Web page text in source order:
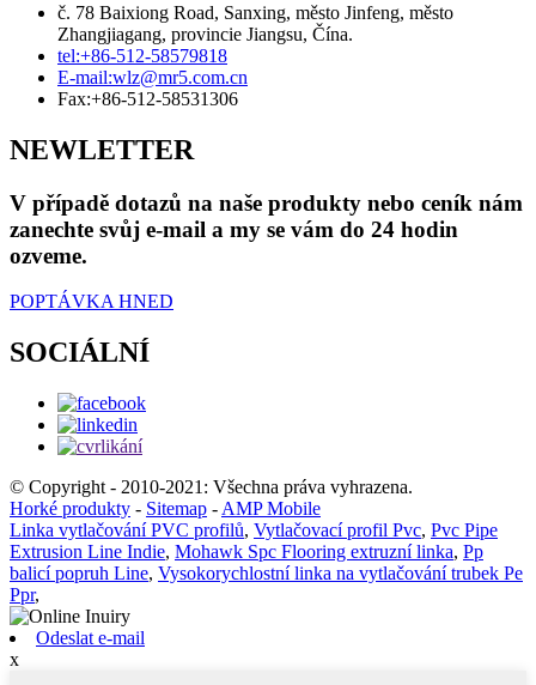
č. 78 Baixiong Road, Sanxing, město Jinfeng, město
Zhangjiagang, provincie Jiangsu, Čína.
tel:+86-512-58579818
E-mail:wlz@mr5.com.cn
Fax:+86-512-58531306
NEWLETTER
V případě dotazů na naše produkty nebo ceník nám
zanechte svůj e-mail a my se vám do 24 hodin
ozveme.
POPTÁVKA HNED
SOCIÁLNÍ
© Copyright - 2010-2021: Všechna práva vyhrazena.
Horké produkty - Sitemap - AMP Mobile
Linka vytlačování PVC profilů, Vytlačovací profil Pvc, Pvc Pipe
Extrusion Line Indie, Mohawk Spc Flooring extruzní linka, Pp
balicí popruh Line, Vysokorychlostní linka na vytlačování trubek Pe
Ppr,
Odeslat e-mail
x